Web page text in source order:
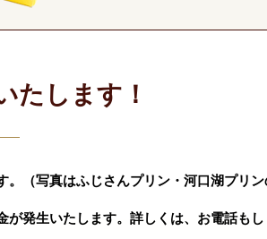
たします！
（写真はふじさんプリン・河口湖プリン
発生いたします。詳しくは、お電話も